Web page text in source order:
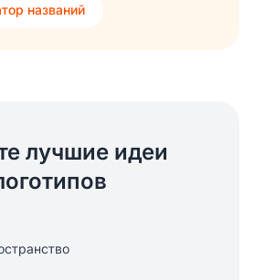
названий
лучшие идеи